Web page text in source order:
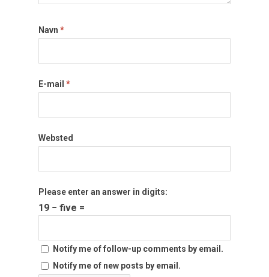
Navn *
E-mail *
Websted
Please enter an answer in digits:
19 − five =
Notify me of follow-up comments by email.
Notify me of new posts by email.